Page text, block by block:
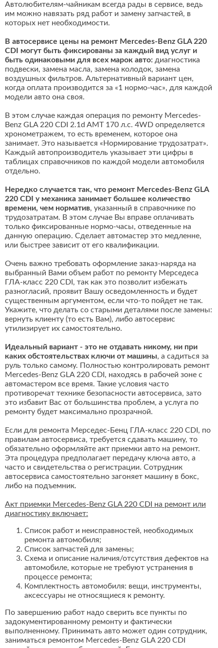
Автолюбителям-чайникам всегда рады в сервисе, ведь
им можно навязать ряд работ и замену запчастей, в
которых нет необходимости.
В автосервисе цены на ремонт Mercedes-Benz GLA 220
CDI могут быть фиксированы за каждый вид услуг и
быть одинаковыми для всех марок авто: диагностика
подвески, замена масла, замена колодок, замена
воздушных фильтров. Альтернативный вариант цен,
когда оплата производится за «1 нормо-час», для каждой
модели авто она своя.
В этом случае каждая операция по ремонту Mercedes-
Benz GLA 220 CDI 2.1d AMT 170 л.с. 4WD определяется
хронометражем, то есть временем, которое она
занимает. Это называется «Нормирование трудозатрат».
Каждый автопроизводитель указывает эти цифры в
таблицах справочников по каждой модели автомобиля
отдельно.
Нередко случается так, что ремонт Mercedes-Benz GLA
220 CDI у механика занимает большее количество
времени, чем норматив, указанный в справочнике по
трудозатратам. В этом случае Вы вправе оплачивать
только фиксированные нормо-часы, отведенные на
данную операцию. Сделает автомастер это медленне,
или быстрее зависит от его квалификации.
Очень важно требовать оформление заказ-наряда на
выбранный Вами объем работ по ремонту Мерседеса
ГЛА-класс 220 CDI, так как это позволит избежать
разногласий, проявит Вашу осведомленность и будет
существенным аргументом, если что-то пойдет не так.
Укажите, что делать со старыми деталями после замены:
вернуть клиенту (то есть Вам), либо автосервис
утилизирует их самостоятельно.
Идеальный вариант - это не отдавать никому, ни при
каких обстоятельствах ключи от машины, а садиться за
руль только самому. Полностью контролировать ремонт
Mercedes-Benz GLA 220 CDI, находясь в рабочей зоне с
автомастером все время. Такие условия часто
противоречат технике безопасности автосервиса, зато
это избавит Вас от большинства проблем, а услуга по
ремонту будет максимально прозрачной.
Если для ремонта Мерседес-Бенц ГЛА-класс 220 CDI, по
правилам автосервиса, требуется сдавать машину, то
обязательно оформляйте акт приемки авто на ремонт.
Эта процедура предполагает передачу ключа авто, а
часто и свидетельства о регистрации. Сотрудник
автосервиса самостоятельно загоняет машину в бокс,
либо на подъемник.
Акт приемки Mercedes-Benz GLA 220 CDI на ремонт или
диагностику включает:
Список работ и неисправностей, необходимых
ремонта автомобиля;
Список запчастей для замены;
Схема и описание наличия/отсутствия дефектов на
автомобиле, которые не требуют устранения в
процессе ремонта;
Комплектность автомобиля: вещи, инструменты,
аксессуары не относящиеся к ремонту.
По завершению работ надо сверить все пункты по
задокументированному ремонту и фактически
выполненному. Принимать авто может один сотрудник,
заниматься ремонтом Mercedes-Benz GLA 220 CDI